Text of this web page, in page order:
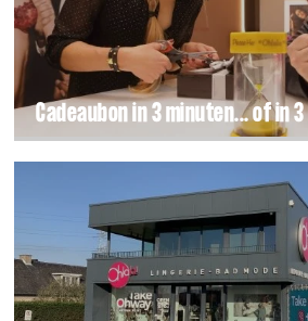
Cadeaubon in 3 minuten... of in